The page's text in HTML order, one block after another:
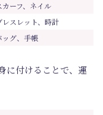
カーフ、ネイル
レスレット、時計
ッグ、手帳
に付けることで、運